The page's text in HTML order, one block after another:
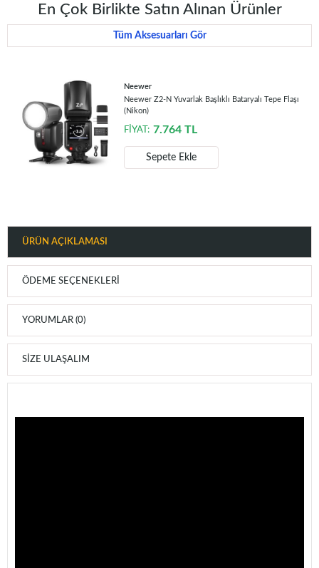
En Çok Birlikte Satın Alınan Ürünler
Tüm Aksesuarları Gör
Neewer
Neewer Z2-N Yuvarlak Başlıklı Bataryalı Tepe Flaşı
(Nikon)
FİYAT: 7.764 TL
Sepete Ekle
ÜRÜN AÇIKLAMASI
ÖDEME SEÇENEKLERI
YORUMLAR (0)
SIZE ULAŞALIM